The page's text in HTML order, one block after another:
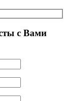
с Вами